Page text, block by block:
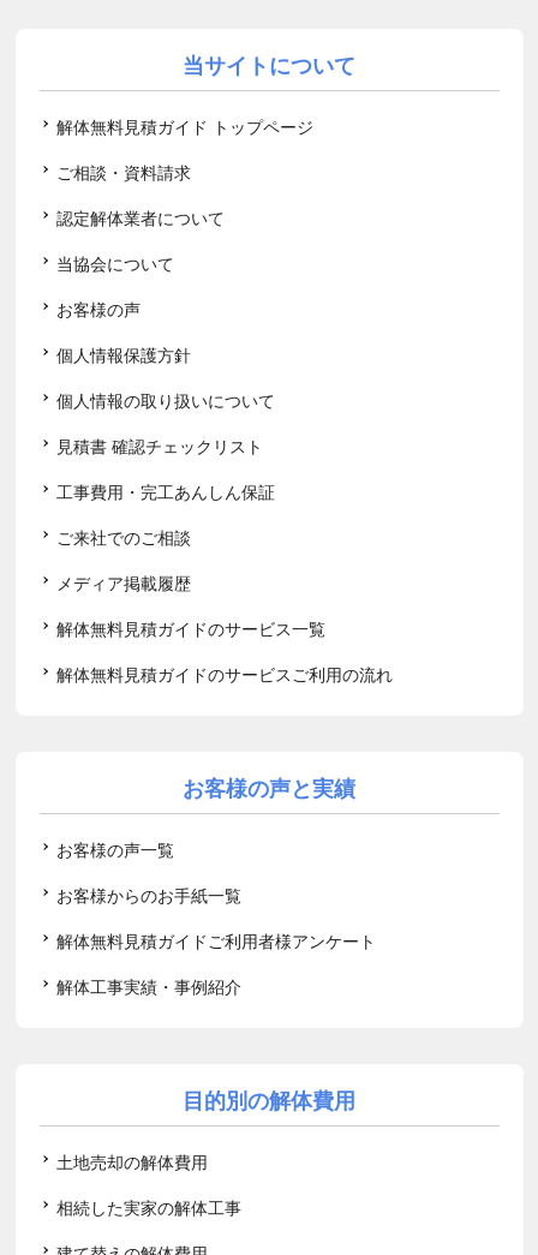
当サイトについて
解体無料見積ガイド トップページ
ご相談・資料請求
認定解体業者について
当協会について
お客様の声
個人情報保護方針
個人情報の取り扱いについて
見積書 確認チェックリスト
工事費用・完工あんしん保証
ご来社でのご相談
メディア掲載履歴
解体無料見積ガイドのサービス一覧
解体無料見積ガイドのサービスご利用の流れ
お客様の声と実績
お客様の声一覧
お客様からのお手紙一覧
解体無料見積ガイドご利用者様アンケート
解体工事実績・事例紹介
目的別の解体費用
土地売却の解体費用
相続した実家の解体工事